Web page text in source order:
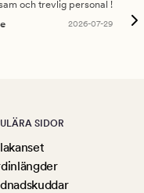
och trevlig personal !
2026-07-29
SIDOR